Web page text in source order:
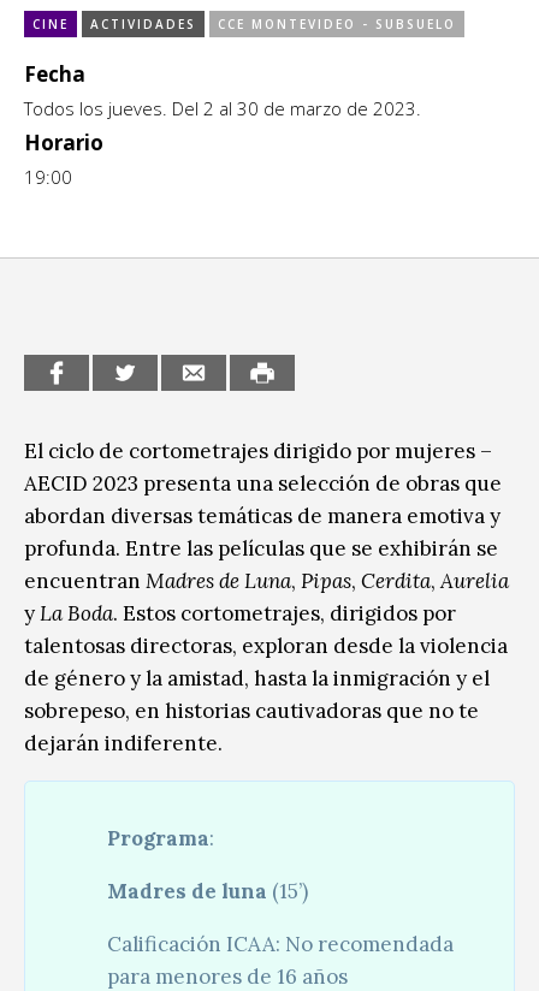
CCE en el interior/libros
Espacio itinerante de lectura infantil
Escénicas
Exposiciones
Formación
Género y Diversidad
Letras
Música
CINE ACTIVIDADES CCE MONTEVIDEO - SUBSUELO
Fecha
Todos los jueves. Del 2 al 30 de marzo de 2023.
Horario
19:00
El ciclo de cortometrajes dirigido por mujeres –
AECID 2023 presenta una selección de obras que
abordan diversas temáticas de manera emotiva y
profunda. Entre las películas que se exhibirán se
encuentran Madres de Luna, Pipas, Cerdita,Aurelia
yLa Boda. Estos cortometrajes, dirigidos por
talentosas directoras, exploran desde la violencia
de género y la amistad, hasta la inmigración y el
sobrepeso, en historias cautivadoras que no te
dejarán indiferente.
Programa:
Madres de luna (15’)
Calificación ICAA: No recomendada
para menores de 16 años